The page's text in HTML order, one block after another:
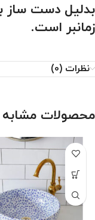
بدلیل دست ساز
زمانبر است.
نظرات (0)
محصولات مشابه